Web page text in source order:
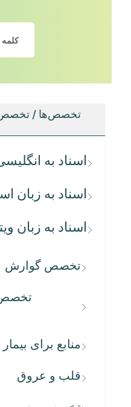
تخصص‌ها /
اسناد به
اسناد به زبان
اسناد به زبان
تخصص گوارش
تخصص
منابع برای بیمار
قلب و عروق